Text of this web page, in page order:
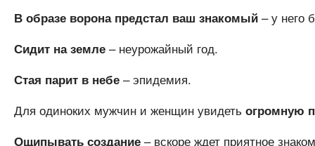
В образе ворона предстал ваш знакомый– у него
Сидит на земле– неурожайный год.
Стая парит в небе– эпидемия.
Для одиноких мужчин и женщин увидеть огромную
Ощипывать создание– вскоре ждет приятное